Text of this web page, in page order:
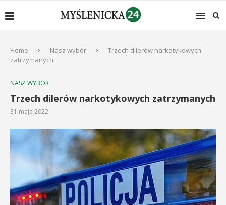
Home Nasz wybór
Trzech dilerów narkotykowych
zatrzymanych
NASZ WYBÓR
Trzech dilerów narkotykowych zatrzymanych
31 maja 2022